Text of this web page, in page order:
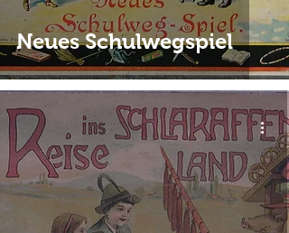
Neues Schulwegspiel